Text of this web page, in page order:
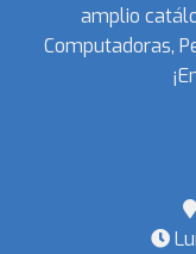
amplio
Computadoras,